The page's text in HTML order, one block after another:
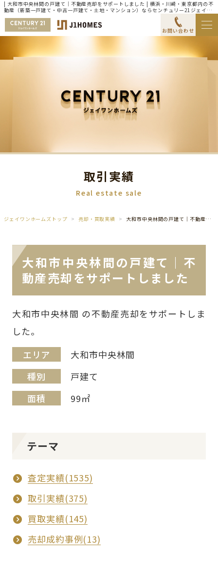
| 大和市中央林間の戸建て｜不動産売却をサポートしました | 横浜・川崎・東京都内の不
動産（新築一戸建て・中古一戸建て・土地・マンション）ならセンチュリー21ジェイワ
ンホームズ
お問い合わせ
取引実績
Real estate sale
ジェイワンホームズトップ 売却・買取実績 大和市中央林間の戸建て｜不動産売却をサポートしました
大和市中央林間の戸建て｜不
動産売却をサポートしました
大和市中央林間 の不動産売却をサポートしま
した。
エリア
大和市中央林間
種別
戸建て
面積
99㎡
テーマ
査定実績(1535)
取引実績(375)
買取実績(145)
売却成約事例(13)